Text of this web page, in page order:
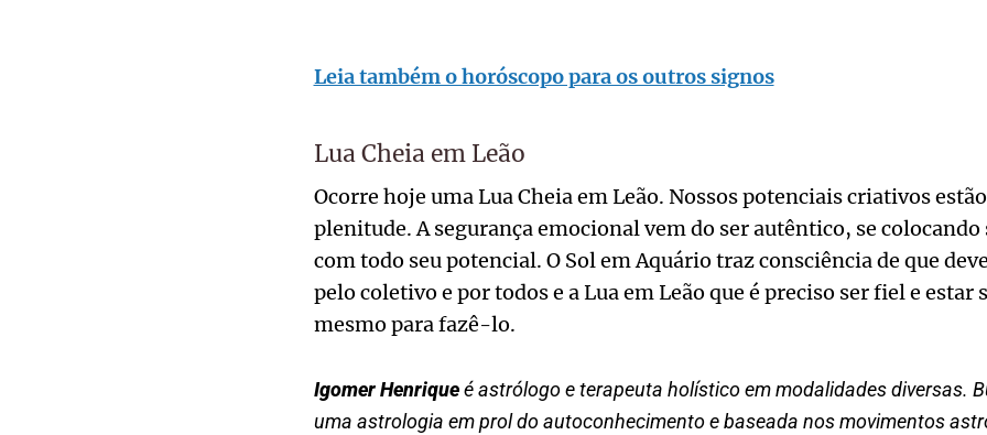
Leia também o horóscopo para os outros signos
Lua Cheia em Leão
Ocorre hoje uma Lua Cheia em Leão. Nossos potenciais criativos
plenitude. A segurança emocional vem do ser autêntico, se colocando
com todo seu potencial. O Sol em Aquário traz consciência de que
pelo coletivo e por todos e a Lua em Leão que é preciso ser fiel e estar
mesmo para fazê-lo.
Igomer Henriqueé astrólogo e terapeuta holístico em modalidades diversas.
uma astrologia em prol do autoconhecimento e baseada nos movimentos